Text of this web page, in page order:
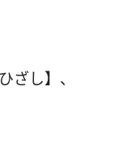
ざし】 、